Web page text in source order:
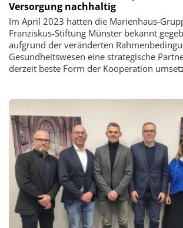
Versorgung nachhaltig
Im April 2023 hatten die Marienhaus-
Franziskus-Stiftung Münster bekannt
aufgrund der veränderten
Gesundheitswesen eine strategische
derzeit beste Form der Kooperation